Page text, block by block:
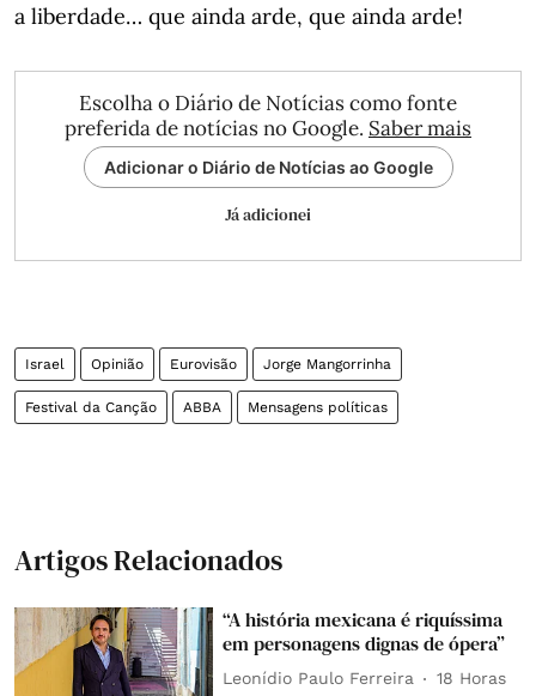
a liberdade… que ainda arde, que ainda arde!
Escolha o Diário de Notícias como fonte
preferida de notícias no Google. Saber mais
Adicionar o Diário de Notícias ao Google
Já adicionei
Israel Opinião Eurovisão Jorge Mangorrinha
Festival da Canção ABBA Mensagens políticas
Artigos Relacionados
“A história mexicana é riquíssima
em personagens dignas de ópera”
Leonídio Paulo Ferreira 18 Horas